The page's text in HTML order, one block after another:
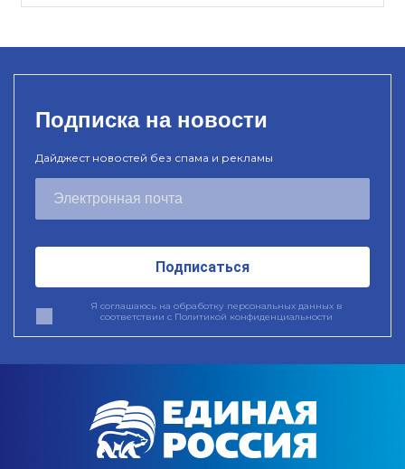
Подписка на новости
Дайджест новостей без спама и рекламы
Подписаться
Я соглашаюсь на обработку персональных данных в
соответствии с Политикой конфиденциальности